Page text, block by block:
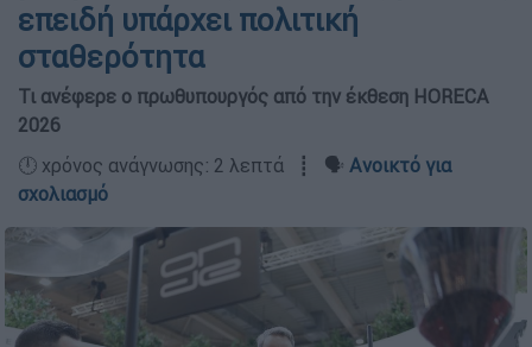
επειδή υπάρχει πολιτική
σταθερότητα
Τι ανέφερε ο πρωθυπουργός από την έκθεση HORECA
2026
🕛 χρόνος ανάγνωσης: 2 λεπτά ┋ 🗣️ Ανοικτό για
σχολιασμό